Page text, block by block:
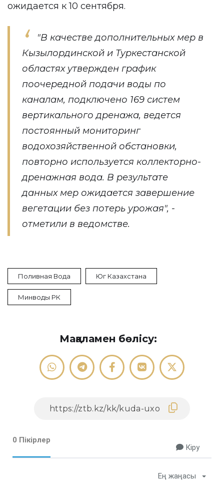
ожидается к 10 сентября.
"В качестве дополнительных мер в
Кызылординской и Туркестанской
областях утвержден график
поочередной подачи воды по
каналам, подключено 169 систем
вертикального дренажа, ведется
постоянный мониторинг
водохозяйственной обстановки,
повторно используется коллекторно-
дренажная вода. В результате
данных мер ожидается завершение
вегетации без потерь урожая", -
отметили в ведомстве.
Поливная Вода Юг Казахстана
Минводы РК
Мақаламен бөлісу:
0 Пікірлер
Кіру
Ең жаңасы